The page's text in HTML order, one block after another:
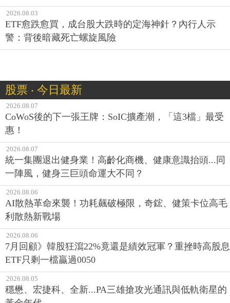
2026.08.03
ETF愈跌愈買，成台股大跌時的定海神針？內行人示
警：背後暗藏死亡螺旋風險
股票 ‧ 今日最新
2026.08.07
CoWoS後的下一張王牌：SoIC擴產潮，「這3檔」最受
惠！
2026.08.07
統一集團退出健身業！高齡化商機、健康意識抬頭...同
一陣風，健身三巨頭命運大不同？
2026.08.06
AI散熱革命來襲！功耗飆破極限，奇鋐、健策卡位高毛
利散熱新戰場
2026.08.06
7月回顧》韓股狂瀉22%竟還是績效冠軍？重挫時高股息
ETF只剩一檔贏過0050
2026.08.05
穩懋、宏捷科、全新...PA三雄搶攻光通訊與低軌衛星的